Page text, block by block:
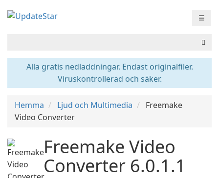
☰
Alla gratis nedladdningar. Endast originalfiler.
Viruskontrollerad och säker.
Hemma Ljud och Multimedia
Freemake
Video Converter
Freemake Video
Converter 6.0.1.1